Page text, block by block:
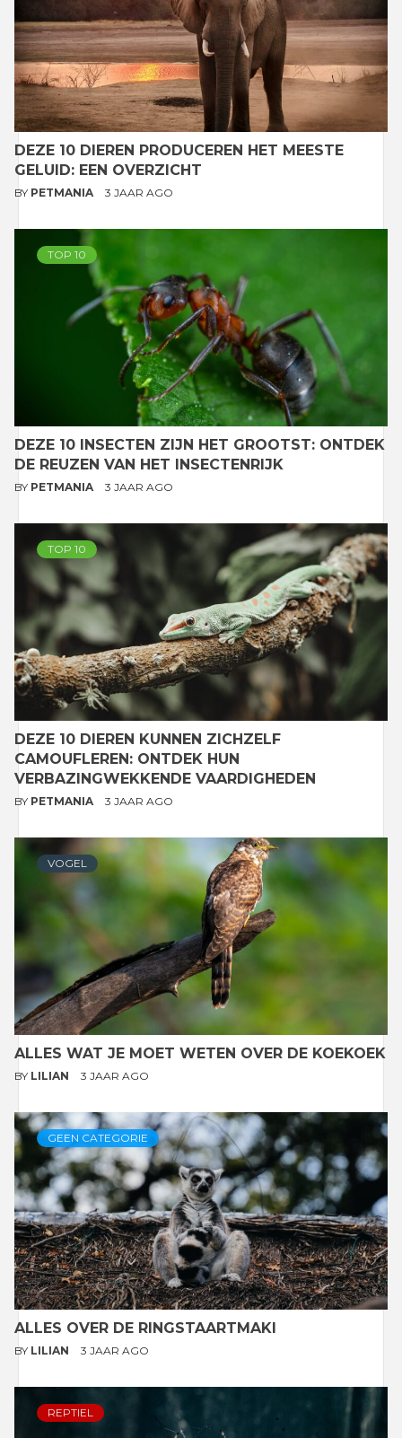
DEZE 10 DIEREN PRODUCEREN HET MEESTE
GELUID: EEN OVERZICHT
BY PETMANIA 3 JAAR AGO
TOP 10
DEZE 10 INSECTEN ZIJN HET GROOTST: ONTDEK
DE REUZEN VAN HET INSECTENRIJK
BY PETMANIA 3 JAAR AGO
TOP 10
DEZE 10 DIEREN KUNNEN ZICHZELF
CAMOUFLEREN: ONTDEK HUN
VERBAZINGWEKKENDE VAARDIGHEDEN
BY PETMANIA 3 JAAR AGO
VOGEL
ALLES WAT JE MOET WETEN OVER DE KOEKOEK
BY LILIAN 3 JAAR AGO
GEEN CATEGORIE
ALLES OVER DE RINGSTAARTMAKI
BY LILIAN 3 JAAR AGO
REPTIEL